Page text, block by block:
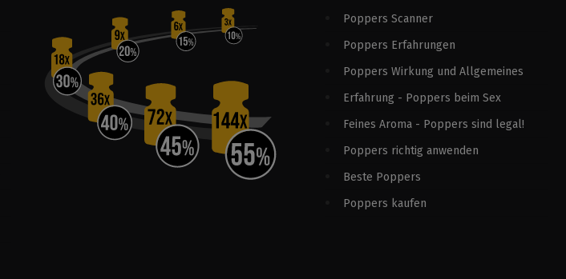
Poppers Scanner
Poppers Erfahrungen
Poppers Wirkung und Allgemeines
Erfahrung - Poppers beim Sex
Feines Aroma - Poppers sind legal!
Poppers richtig anwenden
Beste Poppers
Poppers kaufen